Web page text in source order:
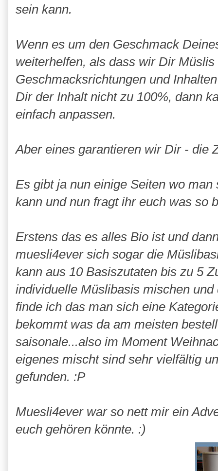
sein kann.
Wenn es um den Geschmack
weiterhelfen, als dass wir Dir
Geschmacksrichtungen und
Dir der Inhalt nicht zu 100%, dann
einfach anpassen.
Aber eines garantieren wir Dir - die
Es gibt ja nun einige Seiten wo
kann und nun fragt ihr euch was so
Erstens das es alles Bio ist und
muesli4ever sich sogar die
kann aus 10 Basiszutaten bis zu 5
individuelle Müslibasis mischen
finde ich das man sich eine
bekommt was da am meisten
saisonale...also im Moment
eigenes mischt sind sehr vielfältig
gefunden. :P
Muesli4ever war so nett mir ein
euch gehören könnte. :)